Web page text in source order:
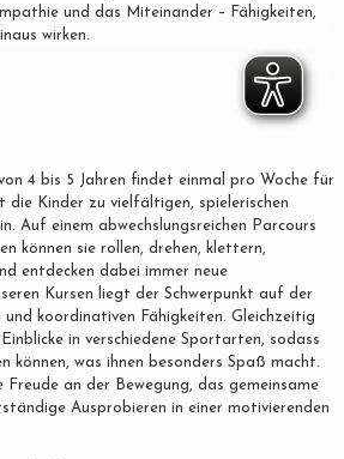
und das Miteinander – Fähigkeiten,
wirken.
4 bis 5 Jahren findet einmal pro Woche für
Kinder zu vielfältigen, spielerischen
Auf einem abwechslungsreichen Parcours
können sie rollen, drehen, klettern,
entdecken dabei immer neue
Kursen liegt der Schwerpunkt auf der
und koordinativen Fähigkeiten. Gleichzeitig
in verschiedene Sportarten, sodass
können, was ihnen besonders Spaß macht.
an der Bewegung, das gemeinsame
Ausprobieren in einer motivierenden